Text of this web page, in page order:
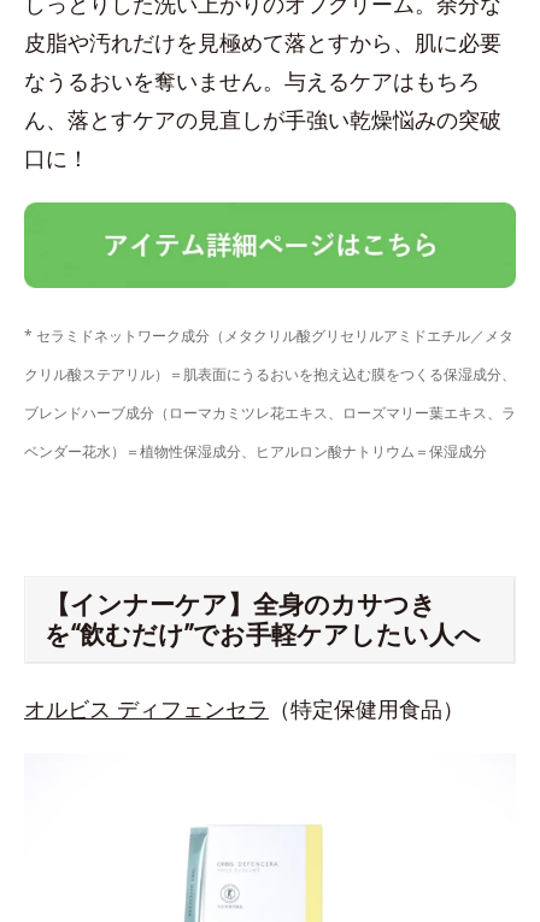
皮脂や汚れだけを見極めて落とすから、肌に必要
なうるおいを奪いません。与えるケアはもちろ
ん、落とすケアの見直しが手強い乾燥悩みの突破
口に！
* セラミドネットワーク成分（メタクリル酸グリセリルアミドエチル／メタ
クリル酸ステアリル）＝肌表面にうるおいを抱え込む膜をつくる保湿成分、
ブレンドハーブ成分（ローマカミツレ花エキス、ローズマリー葉エキス、ラ
ベンダー花水）＝植物性保湿成分、ヒアルロン酸ナトリウム＝保湿成分
【インナーケア】全身のカサつき
を“飲むだけ”でお手軽ケアしたい人へ
オルビス ディフェンセラ （特定保健用食品）